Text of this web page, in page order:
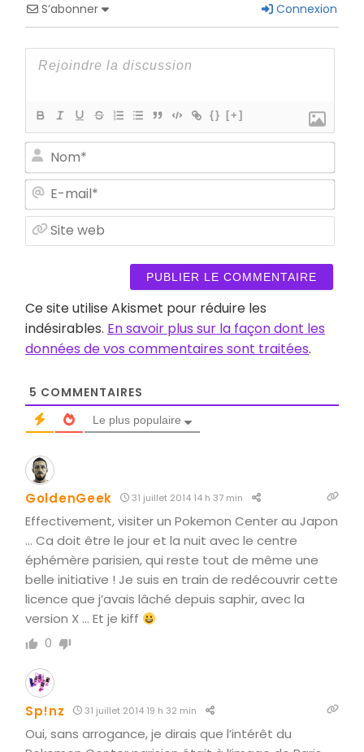
S’abonner Connexion
{} [+]
web
Ce site utilise Akismet pour réduire les
indésirables. En savoir plus sur la façon dont les
données de vos commentaires sont traitées.
5 COMMENTAIRES
Le plus populaire
GoldenGeek 31 juillet 2014 14 h 37 min
Effectivement, visiter un Pokemon Center au Japon
… Ca doit être le jour et la nuit avec le centre
éphémère parisien, qui reste tout de même une
belle initiative ! Je suis en train de redécouvrir cette
licence que j’avais lâché depuis saphir, avec la
version X … Et je kiff
0
Sp!nz 31 juillet 2014 19 h 32 min
Oui, sans arrogance, je dirais que l’intérêt du